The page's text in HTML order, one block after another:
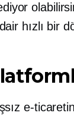
hızlı bir
e-